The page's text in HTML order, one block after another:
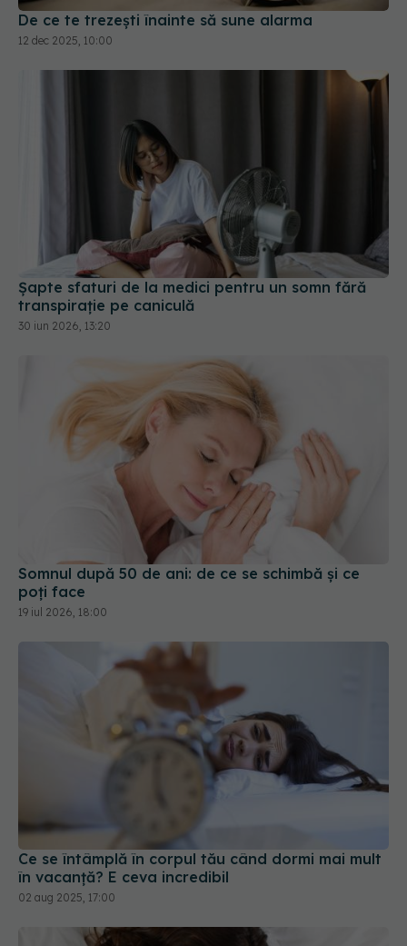
Șapte sfaturi de la medici pentru un somn fără
transpirație pe caniculă
Somnul după 50 de ani: de ce se schimbă și ce
Ce se întâmplă în corpul tău când dormi mai mult
în vacanță? E ceva incredibil